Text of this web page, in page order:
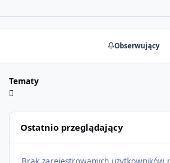
Obserwujący
Tematy
Ostatnio przeglądający